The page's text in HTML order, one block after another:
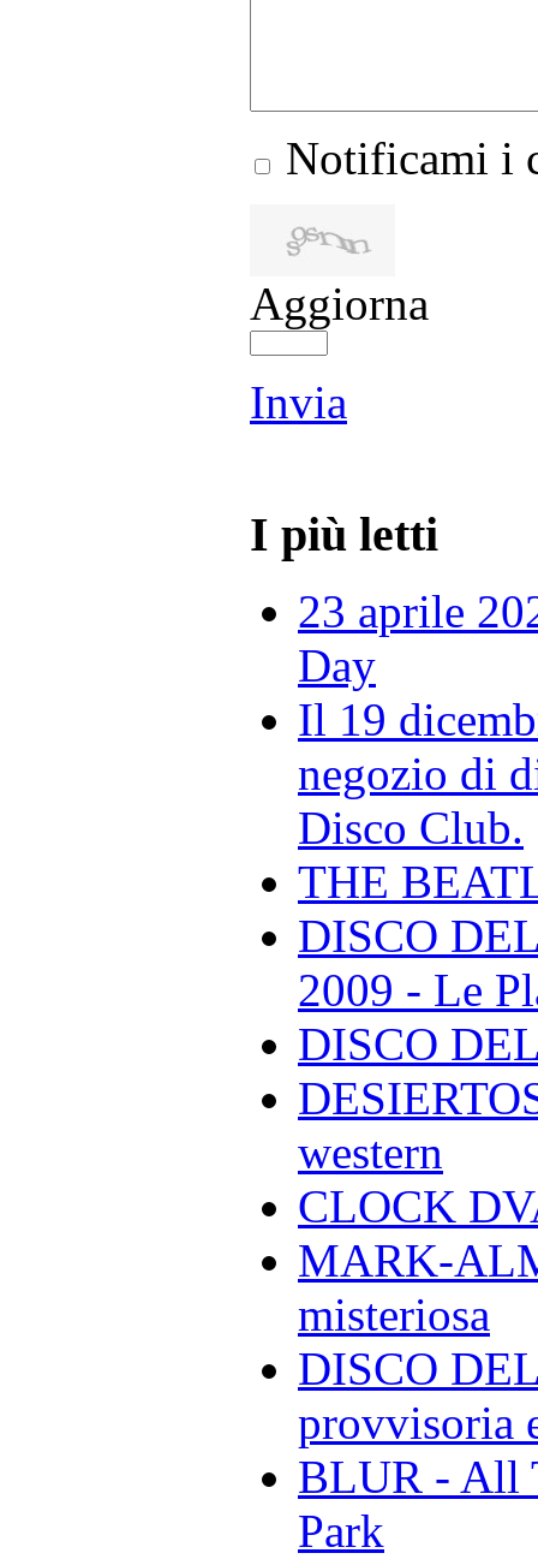
Notificami i
Aggiorna
Invia
I più letti
23 aprile
Day
Il 19
negozio di
Disco Club.
THE
DISCO
2009 - Le
DISCO
western
CLOCK
MARK-
misteriosa
DISCO
provvisoria
BLUR - All
Park